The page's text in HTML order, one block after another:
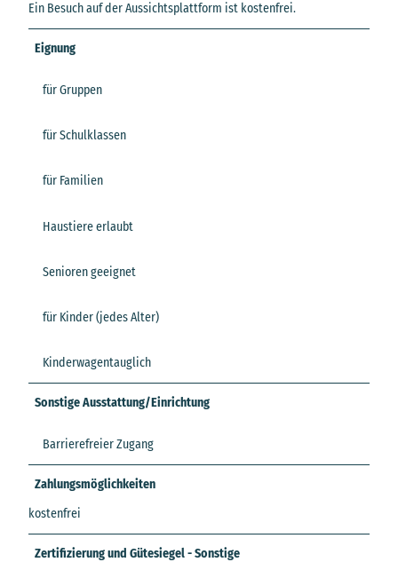
Ein Besuch auf der Aussichtsplattform ist kostenfrei.
Eignung
für Gruppen
für Schulklassen
für Familien
Haustiere erlaubt
Senioren geeignet
für Kinder (jedes Alter)
Kinderwagentauglich
Sonstige Ausstattung/Einrichtung
Barrierefreier Zugang
Zahlungsmöglichkeiten
kostenfrei
Zertifizierung und Gütesiegel - Sonstige